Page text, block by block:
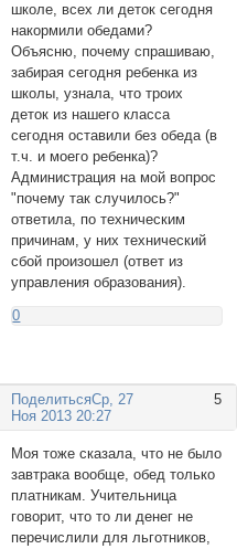
школе, всех ли деток сегодня
накормили обедами?
Объясню, почему спрашиваю,
забирая сегодня ребенка из
школы, узнала, что троих
деток из нашего класса
сегодня оставили без обеда (в
т.ч. и моего ребенка)?
Администрация на мой вопрос
"почему так случилось?"
ответила, по техническим
причинам, у них технический
сбой произошел (ответ из
управления образования).
0
Поделиться 5
Ср, 27
Ноя 2013 20:27
Моя тоже сказала, что не было
завтрака вообще, обед только
платникам. Учительница
говорит, что то ли денег не
перечислили для льготников,